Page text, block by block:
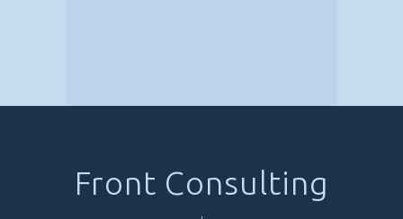
Front Consulting